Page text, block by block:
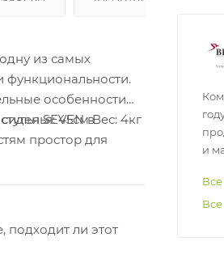
из самых
особенности
SEVEN в
простор для
Материал ножек: металл Размеры, см: Ш48 х Г53х В80 Высота сиденья: 45см Вес: 4кг
подходит ли этот
и